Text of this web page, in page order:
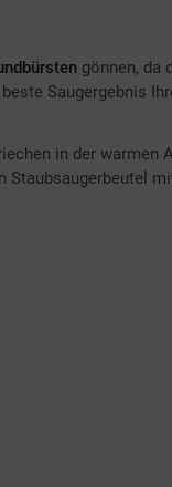
gönnen, da
Saugergebnis
in der warmen
Staubsaugerbeutel